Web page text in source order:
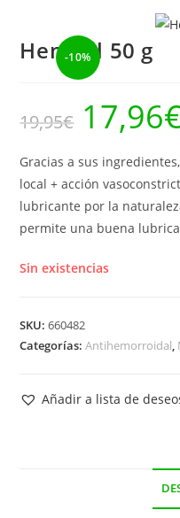
-10%
Hemoal 50 g
19,95€
El
precio
original
19,95€.
17,96
Gracias a sus
local + acción
lubricante por la
permite una buena
Sin existencias
SKU:660482
Categorías:Antihemorroidal,
Añadir a lista de